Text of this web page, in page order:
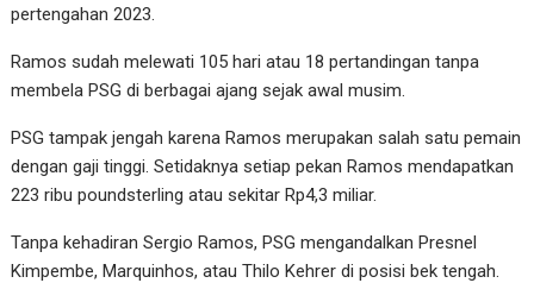
pertengahan 2023.
Ramos sudah melewati 105 hari atau 18 pertandingan tanpa
membela PSG di berbagai ajang sejak awal musim.
PSG tampak jengah karena Ramos merupakan salah satu pemain
dengan gaji tinggi. Setidaknya setiap pekan Ramos mendapatkan
223 ribu poundsterling atau sekitar Rp4,3 miliar.
Tanpa kehadiran Sergio Ramos, PSG mengandalkan Presnel
Kimpembe, Marquinhos, atau Thilo Kehrer di posisi bek tengah.